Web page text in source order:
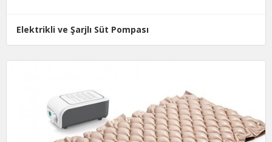
Elektrikli ve Şarjlı Süt Pompası